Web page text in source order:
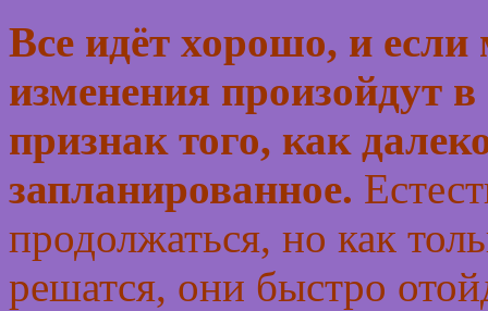
Все идёт хорошо, и
изменения произойдут
признак того, как
запланированное.
продолжаться, но как
решатся, они быстро